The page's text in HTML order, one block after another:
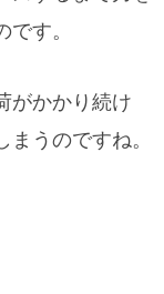
す。
がかかり続け
うのですね。